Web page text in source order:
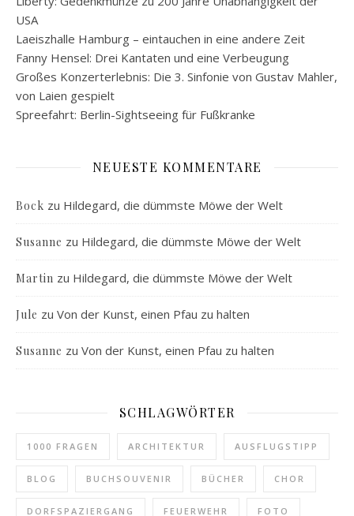
USA
Laeiszhalle Hamburg – eintauchen in eine andere Zeit
Fanny Hensel: Drei Kantaten und eine Verbeugung
Großes Konzerterlebnis: Die 3. Sinfonie von Gustav Mahler,
von Laien gespielt
Spreefahrt: Berlin-Sightseeing für Fußkranke
NEUESTE KOMMENTARE
Bock zu Hildegard, die dümmste Möwe der Welt
Susanne zu Hildegard, die dümmste Möwe der Welt
Martin zu Hildegard, die dümmste Möwe der Welt
Jule zu Von der Kunst, einen Pfau zu halten
Susanne zu Von der Kunst, einen Pfau zu halten
SCHLAGWÖRTER
1000 FRAGEN ARCHITEKTUR AUSFLUGSTIPP
BLOG BUCHSOUVENIR BÜCHER CHOR
DORFSPAZIERGANG FEUERWEHR FOTO